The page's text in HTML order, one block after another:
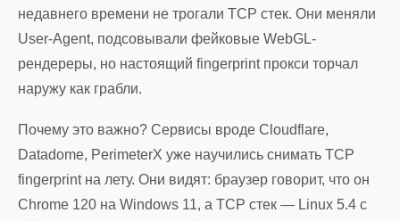
недавнего времени не трогали TCP стек. Они меняли
User-Agent, подсовывали фейковые WebGL-
рендереры, но настоящий fingerprint прокси торчал
наружу как грабли.
Почему это важно? Сервисы вроде Cloudflare,
Datadome, PerimeterX уже научились снимать TCP
fingerprint на лету. Они видят: браузер говорит, что он
Chrome 120 на Windows 11, а TCP стек — Linux 5.4 с